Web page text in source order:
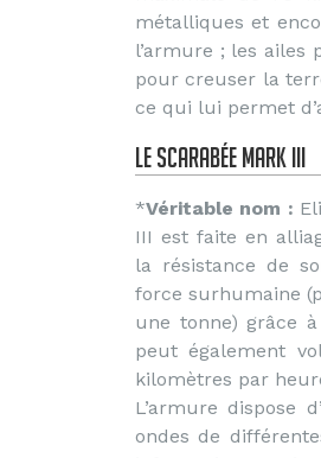
métalliques et
l’armure ; les ailes
pour creuser la
ce qui lui permet
le Scarabée Mark III
*Véritable nom :
III est faite en
la résistance de
force surhumaine
une tonne) grâce
peut également
kilomètres par
L’armure dispose
ondes de